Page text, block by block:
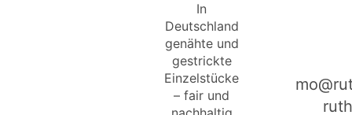
In
Deutschland
genähte und
gestrickte
Einzelstücke
– fair und